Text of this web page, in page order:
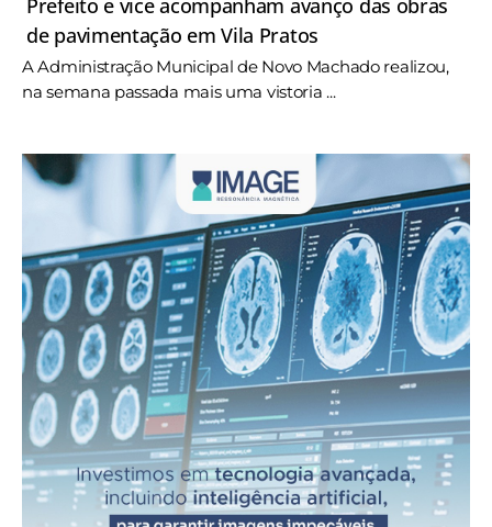
Prefeito e vice acompanham avanço das obras
de pavimentação em Vila Pratos
A Administração Municipal de Novo Machado realizou,
na semana passada mais uma vistoria ...